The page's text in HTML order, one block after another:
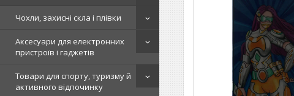
Чохли, захисні скла і плівки
Аксесуари для електронних
пристроїв і гаджетів
Товари для спорту, туризму й
активного відпочинку